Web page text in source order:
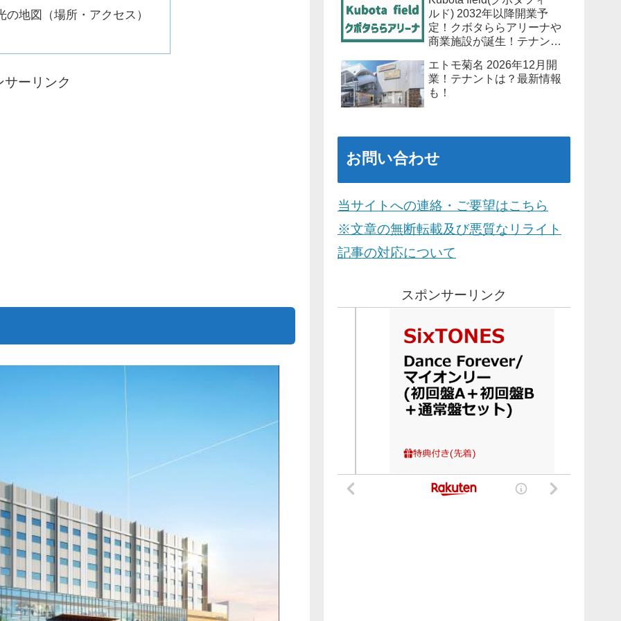
の地図（場所・アクセス）
サーリンク
ルド) 2032年以降開業予
定！クボタららアリーナや
商業施設が誕生！テナント
エトモ菊名 2026年12月開
業！テナントは？最新情報
も！
お問い合わせ
当サイトへの連絡・ご要望はこちら
※文章の無断転載及び悪質なリライト
記事の対応について
スポンサーリンク